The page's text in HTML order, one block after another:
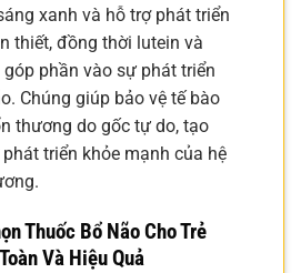
xanh và hỗ trợ phát triển
thiết, đồng thời lutein và
phần vào sự phát triển
Chúng giúp bảo vệ tế bào
thương do gốc tự do, tạo
triển khỏe mạnh của hệ
Thuốc Bổ Não Cho Trẻ
Và Hiệu Quả